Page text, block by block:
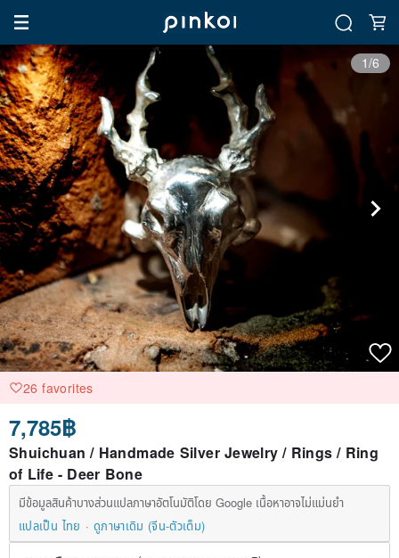
1/6
26 favorites
7,785฿
Shuichuan / Handmade Silver Jewelry / Rings / Ring
of Life - Deer Bone
มีข้อมูลสินค้าบางส่วนแปลภาษาอัตโนมัติโดย Google เนื้อหาอาจไม่แม่นยำ
แปลเป็น ไทย
ดูภาษาเดิม (จีน-ตัวเต็ม)